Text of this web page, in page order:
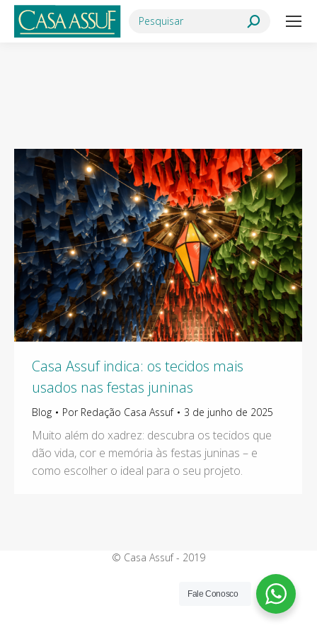
Search:
Casa Assuf indica: os tecidos mais
usados nas festas juninas
Blog Por Redação Casa Assuf 3 de junho de 2025
Muito além do xadrez: descubra os tecidos que
dão vida, cor e memória às festas juninas – e
como escolher o ideal para o seu projeto.
© Casa Assuf - 2019
Fale Conosco